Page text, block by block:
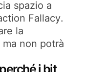
spazio a
Fallacy.
la
non potrà
i bit